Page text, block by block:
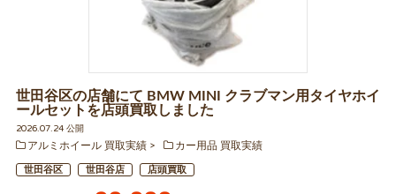
世田谷区の店舗にて BMW MINI クラブマン用タイヤホイ
ールセットを店頭買取しました
2026.07.24 公開
アルミホイール 買取実績
カー用品 買取実績
世田谷区 世田谷店 店頭買取